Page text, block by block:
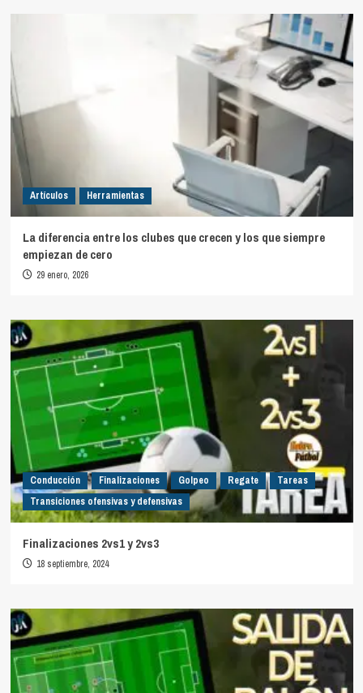
Artículos Herramientas
La diferencia entre los clubes que crecen y los que siempre
empiezan de cero
29 enero, 2026
Conducción Finalizaciones Golpeo Regate
Tareas
Transiciones ofensivas y defensivas
Finalizaciones 2vs1 y 2vs3
18 septiembre, 2024